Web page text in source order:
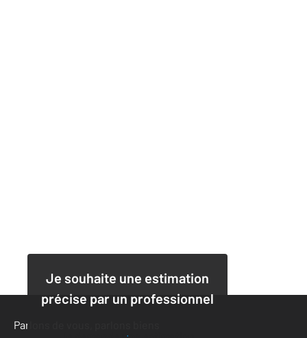
Je souhaite une estimation
précise par un professionnel
Parlons de vous, parlons biens